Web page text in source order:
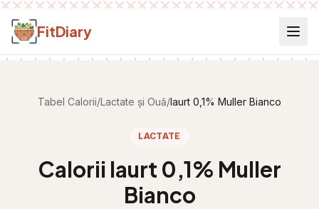
Salt la conținut
FitDiary
Tabel Calorii/Lactate și Ouă/Iaurt 0,1% Muller Bianco
LACTATE
Calorii Iaurt 0,1% Muller
Bianco